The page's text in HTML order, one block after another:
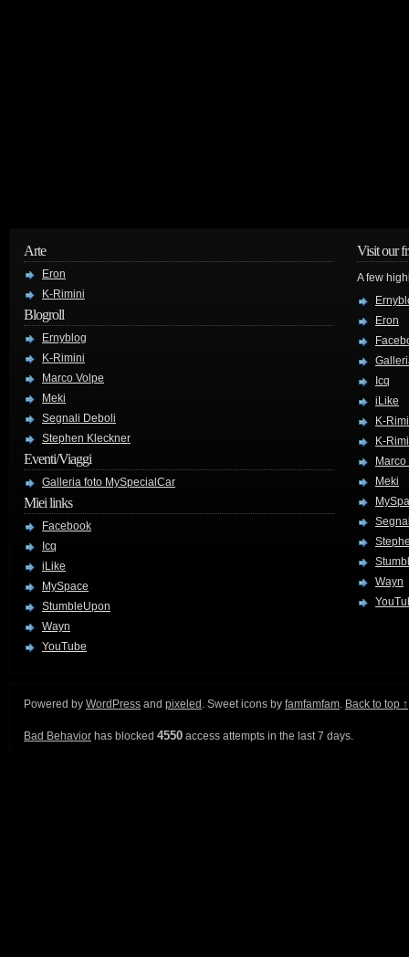
Arte
Eron
K-Rimini
Blogroll
Ernyblog
K-Rimini
Marco Volpe
Meki
Segnali Deboli
Stephen Kleckner
Eventi/Viaggi
Galleria foto MySpecialCar
Miei links
Facebook
Icq
iLike
MySpace
StumbleUpon
Wayn
YouTube
Visit our
A few
Eron
Icq
iLike
K-
K-
Meki
Wayn
Powered by WordPress and pixeled . Sweet icons by famfamfam. Back to top ↑
Bad Behavior has blocked 4550 access attempts in the last 7 days.